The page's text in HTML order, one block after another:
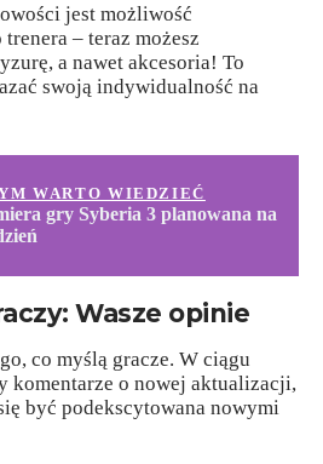
jest możliwość
– teraz możesz
a nawet akcesoria! To
swoją indywidualność na
WARTO WIEDZIEĆ
gry Syberia 3 planowana na
Wasze opinie
co myślą gracze. W ciągu
komentarze o nowej aktualizacji,
być podekscytowana nowymi